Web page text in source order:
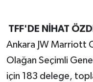
TFF'DE NİHAT
Ankara JW Marriott
Olağan Seçimli
için 183 delege,